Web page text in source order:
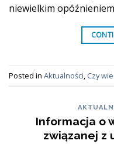
niewielkim
Posted in Aktualności Czy
Informacja o
związanej z